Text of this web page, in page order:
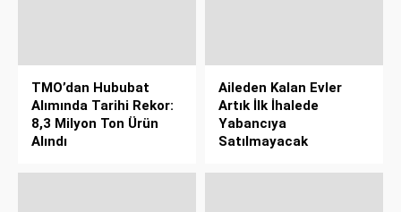
TMO’dan Hububat
Alımında Tarihi Rekor:
8,3 Milyon Ton Ürün
Alındı
Aileden Kalan Evler
Artık İlk İhalede
Yabancıya
Satılmayacak